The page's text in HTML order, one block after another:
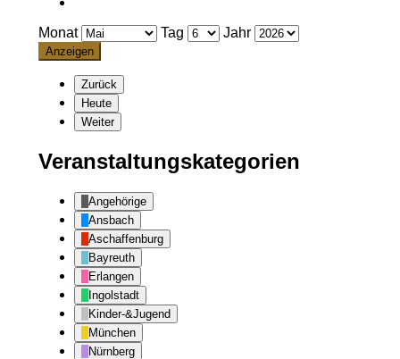
Monat Tag Jahr
Zurück
Heute
Weiter
Veranstaltungskategorien
Angehörige
Ansbach
Aschaffenburg
Bayreuth
Erlangen
Ingolstadt
Kinder-&Jugend
München
Nürnberg